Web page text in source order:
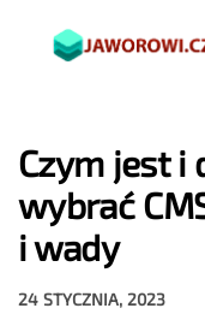
Czym jest i
wybrać
i wady
24 STYCZNIA, 2023